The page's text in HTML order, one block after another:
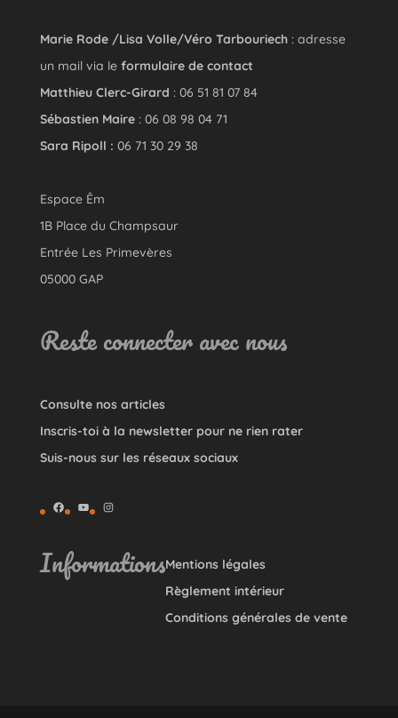
Marie Rode /Lisa Volle/Véro Tarbouriech: adresse
un mail via le formulaire de contact
Matthieu Clerc-Girard : 06 51 81 07 84
Sébastien Maire: 06 08 98 04 71
Sara Ripoll : 06 71 30 29 38
Espace Êm
1B Place du Champsaur
Entrée Les Primevères
05000 GAP
Reste connecter avec nous
Consulte nos articles
Inscris-toi à la newsletter pour ne rien rater
Suis-nous sur les réseaux sociaux
Facebook
YouTubeInstagram
InformationsMentions légales
Règlement intérieur
Conditions générales de vente